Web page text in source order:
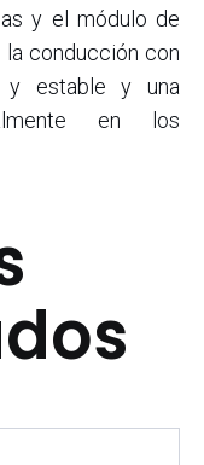
y el módulo de
conducción con
y estable y una
en los